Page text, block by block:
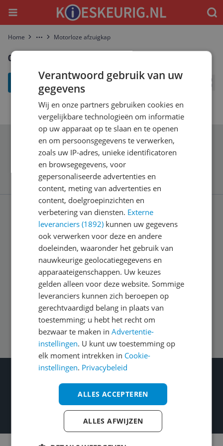
Menu
Home More Motorloze afzuigkap
0 resultaten voor "Motorloze afzuigkap"
Schrijf je in voor onze nieuwsbrief
Service
Zakelijk
Volg ons op
Wat je ook kiest: Blijf kieskeurig
Gecontroleerde reviews
Heldere prijzen
Verantwoord gebruik van uw
gegevens
Wij en onze partners gebruiken cookies en
vergelijkbare technologieën om informatie
op uw apparaat op te slaan en te openen
en om persoonsgegevens te verwerken,
zoals uw IP-adres, unieke identificatoren
en browsegegevens, voor
gepersonaliseerde advertenties en
content, meting van advertenties en
content, doelgroepinzichten en
verbetering van diensten. Externe
leveranciers (1892) kunnen uw gegevens
ook verwerken voor deze en andere
doeleinden, waaronder het gebruik van
nauwkeurige geolocatiegegevens en
apparaateigenschappen. Uw keuzes
gelden alleen voor deze website. Sommige
leveranciers kunnen zich beroepen op
gerechtvaardigd belang in plaats van
toestemming; u hebt het recht om
bezwaar te maken inAdvertentie-
instellingen. U kunt uw toestemming op
elk moment intrekken in Cookie-
instellingen. Privacybeleid
ALLES ACCEPTEREN
ALLES AFWIJZEN